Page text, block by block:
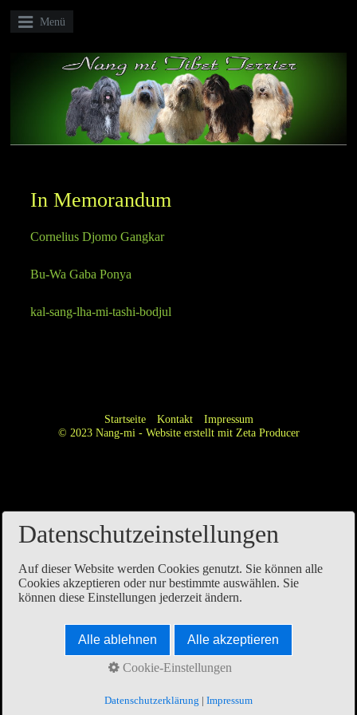
Menü
In Memorandum
Cornelius Djomo Gangkar
Bu-Wa Gaba Ponya
kal-sang-lha-mi-tashi-bodjul
Startseite Kontakt
Impressum
© 2023 Nang-mi - Website erstellt mit Zeta Producer
Datenschutzeinstellungen
Auf dieser Website werden Cookies genutzt. Sie können alle
Cookies akzeptieren oder nur bestimmte auswählen. Sie
können diese Einstellungen jederzeit ändern.
Alle ablehnen Alle akzeptieren
Cookie-Einstellungen
Datenschutzerklärung | Impressum